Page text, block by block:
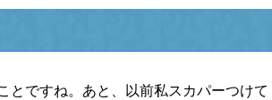
とですね。あと、以前私スカパーつけて